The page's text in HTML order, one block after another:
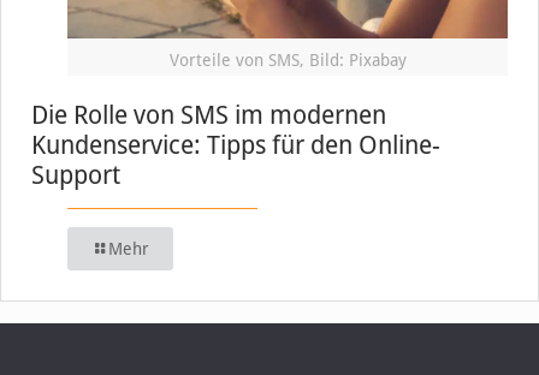
Vorteile von SMS, Bild: Pixabay
Die Rolle von SMS im modernen
Kundenservice: Tipps für den Online-
Support
Mehr